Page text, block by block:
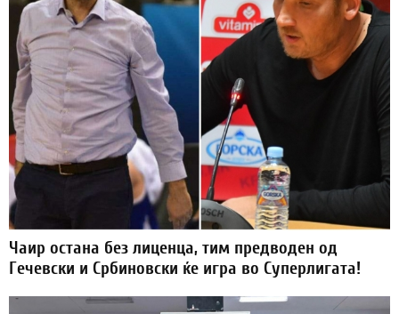
Чаир остана без лиценца, тим предводен од
Гечевски и Србиновски ќе игра во Суперлигата!